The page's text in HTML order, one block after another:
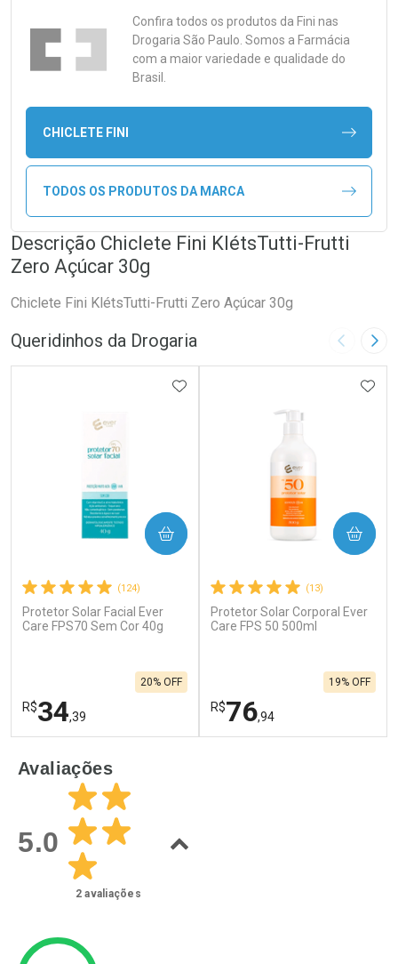
Confira todos os produtos da Fini nas
Drogaria São Paulo. Somos a Farmácia
com a maior variedade e qualidade do
Brasil.
CHICLETE FINI
TODOS OS PRODUTOS DA MARCA
Descrição Chiclete Fini KlétsTutti-Frutti
Zero Açúcar 30g
Chiclete Fini KlétsTutti-Frutti Zero Açúcar 30g
Queridinhos da Drogaria Imagem
(124)
Protetor Solar Facial Ever
Care FPS70 Sem Cor 40g
R$34,39
20% OFF
ADICIONAR AOS FAVORITOS
COMPRAR
Laboratório
Por Menos
(13)
Protetor Solar Corporal Ever
Care FPS 50 500ml
R$76,94
19% OFF
COMPRAR
Avaliações
5.0
2 avaliações